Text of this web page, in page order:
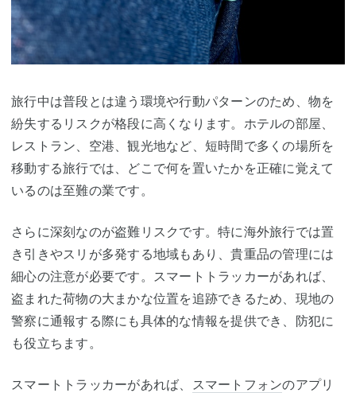
旅行中は普段とは違う環境や行動パターンのため、物を
紛失するリスクが格段に高くなります。ホテルの部屋、
レストラン、空港、観光地など、短時間で多くの場所を
移動する旅行では、どこで何を置いたかを正確に覚えて
いるのは至難の業です。
さらに深刻なのが盗難リスクです。特に海外旅行では置
き引きやスリが多発する地域もあり、貴重品の管理には
細心の注意が必要です。スマートトラッカーがあれば、
盗まれた荷物の大まかな位置を追跡できるため、現地の
警察に通報する際にも具体的な情報を提供でき、防犯に
も役立ちます。
スマートトラッカーがあれば、 スマートフォンのアプリ